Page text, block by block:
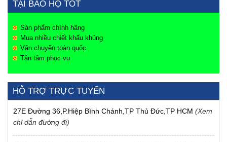
TẠI BẢO HỘ TỐT
Sản phẩm chính hãng
Mua nhiều chiết khấu khủng
Vận chuyển toàn quốc
Tận tâm phục vụ
HỖ TRỢ TRỰC TUYẾN
27E Đường 36,P.Hiệp Bình Chánh,TP Thủ Đức,TP HCM (Xem
chỉ dẫn đường đi)